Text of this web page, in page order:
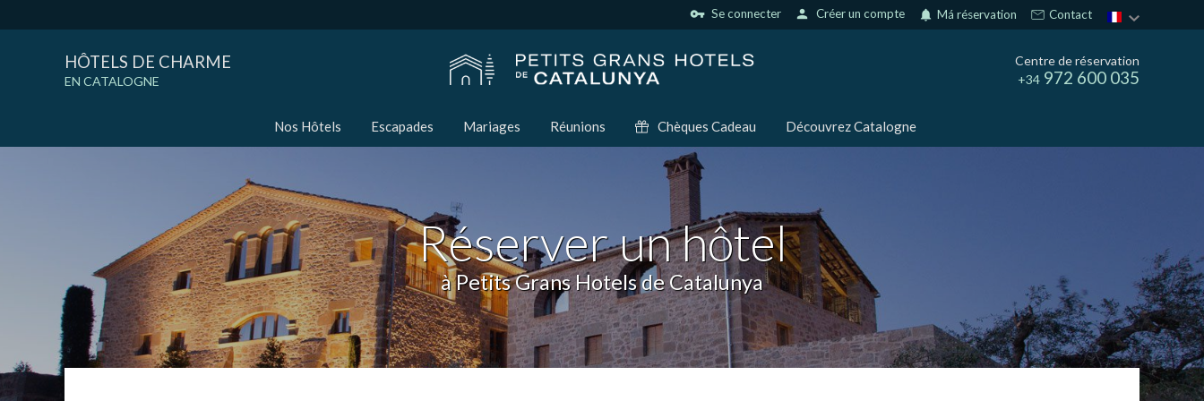
vpn_key Se connecter person Créer un compte notifications Má réservation Contact
HÔTELS DE CHARME
EN CATALOGNE
Centre de réservation
+34 972 600 035
Nos Hôtels Escapades Mariages Réunions Chèques Cadeau Découvrez Catalogne
Réserver un hôtel
à Petits Grans Hotels de Catalunya
Modifier les cookies
Technique et Fonctionnel
Toujours actif